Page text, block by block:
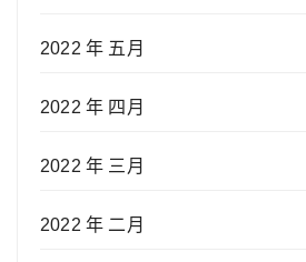
2022 年 五月
2022 年 四月
2022 年 三月
2022 年 二月